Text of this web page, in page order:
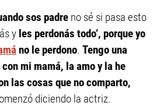
sos padre no sé si pasa esto
y les perdonás todo’, porque yo
no le perdono. Tengo una
mi mamá, la amo y la he
las cosas que no comparto,
diciendo la actriz.